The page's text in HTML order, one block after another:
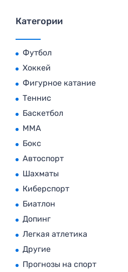
Категории
Футбол
Хоккей
Фигурное катание
Теннис
Баскетбол
MMA
Бокс
Автоспорт
Шахматы
Киберспорт
Биатлон
Допинг
Легкая атлетика
Другие
Прогнозы на спорт